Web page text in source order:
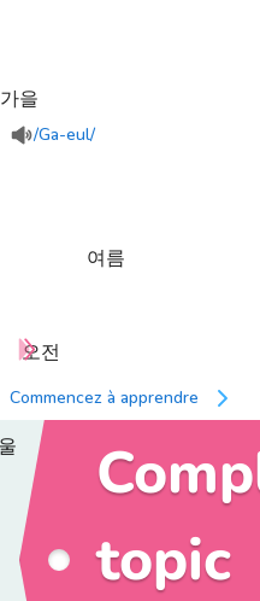
가을
/Ga-eul/
여름
오전
Commencez à apprendre
topic